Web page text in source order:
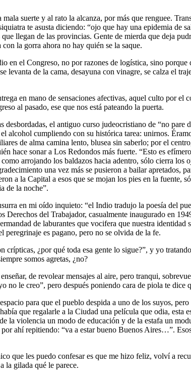
suerte y al rato la alcanza, por más que renguee.
te asusta diciendo: “ojo que hay una epidemia de
llegan de las provincias. Gente de mierda que deja
la gorra ahora no hay quién se la saque.
el Congreso, no por razones de logística, sino
levanta de la cama, desayuna con vinagre, se calza el
en mano de sensaciones afectivas, aquel culto por
al pasado, ese que nos está pateando la puerta.
el antiguo curso judeocristiano de “no
alcohol cumpliendo con su histórica tarea: unirnos.
de alma camina lento, blusea sin saberlo; por el
hace sonar a Los Redondos más fuerte. “Esto es
arrojando los baldazos hacia adentro, sólo cierra
una vez más se pusieron a bailar apretados,
a la Capital a esos que se mojan los pies en la fuente,
de la noche”.
en mi oído inquieto: “el Indio tradujo la poesía del
Derechos del Trabajador, casualmente inaugurado en
de laburantes que vocifera que nuestra
peregrinaje es pagano, pero no se olvida de la fe.
¿por qué toda esa gente lo sigue?”, y yo
somos agretas, ¿no?
de revolear mensajes al aire, pero tranqui,
no le creo”, pero después poniendo cara de piola te
para que el pueblo despida a uno de los suyos,
que regalarle a la Ciudad una película que odia, esta
la violencia un modo de educación y de la estafa un
ahí repitiendo: “va a estar bueno Buenos Aires…”.
que les puedo confesar es que me hizo feliz, volví a
la gilada qué le parece.